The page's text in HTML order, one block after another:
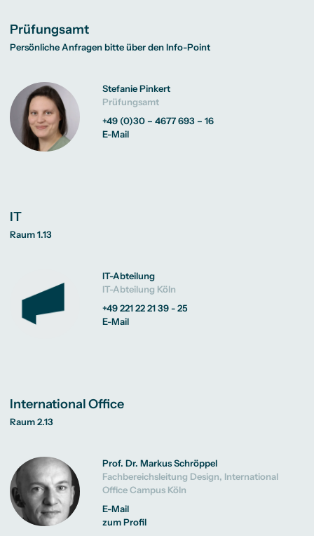
Prüfungsamt
Persönliche Anfragen bitte über den Info-Point
Stefanie Pinkert
Prüfungsamt
+49 (0)30 – 4677 693 – 16
E-Mail
IT
Raum 1.13
IT-Abteilung
IT-Abteilung Köln
+49 221 22 21 39 - 25
E-Mail
International Office
Raum 2.13
Prof. Dr. Markus Schröppel
Fachbereichsleitung Design, International
Office Campus Köln
E-Mail
zum Profil